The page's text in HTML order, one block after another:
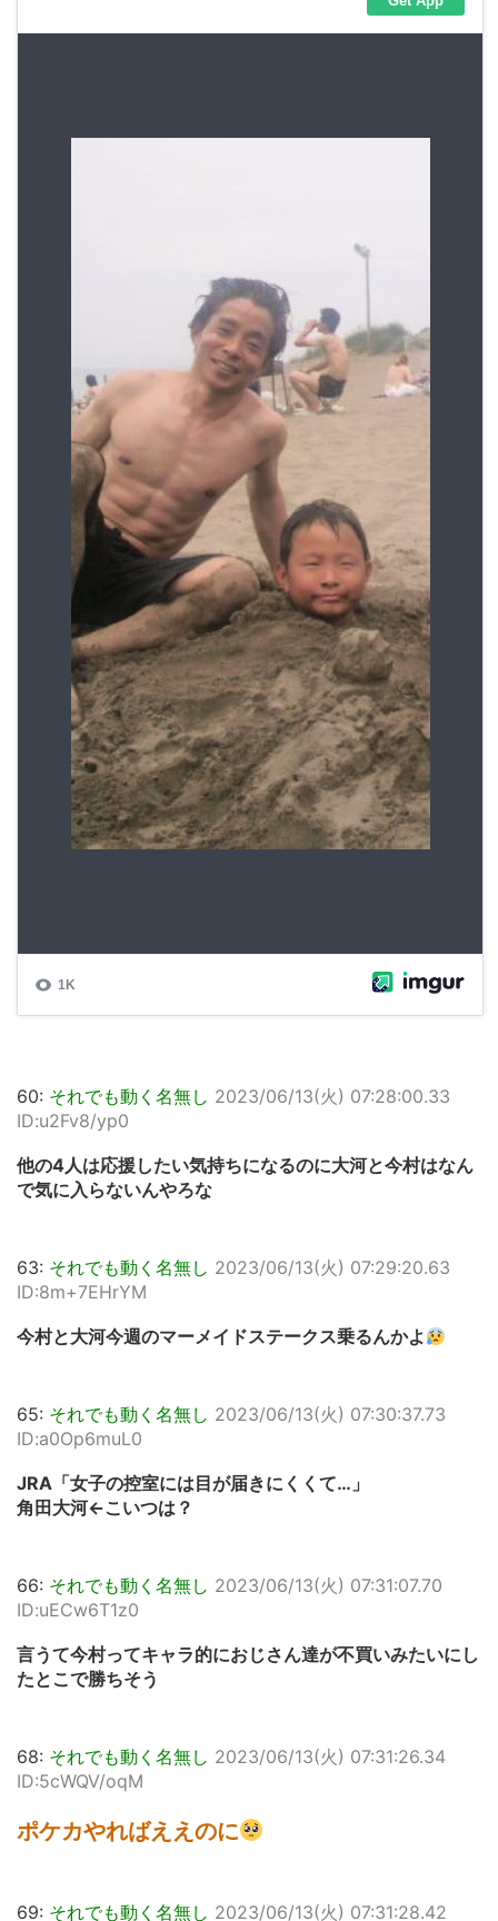
60: それでも動く名無し 2023/06/13(火) 07:28:00.33
ID:u2Fv8/yp0
他の4人は応援したい気持ちになるのに大河と今村はなん
で気に入らないんやろな
63: それでも動く名無し 2023/06/13(火) 07:29:20.63
ID:8m+7EHrYM
今村と大河今週のマーメイドステークス乗るんかよ
65: それでも動く名無し 2023/06/13(火) 07:30:37.73
ID:a0Op6muL0
JRA「女子の控室には目が届きにくくて…」
角田大河←こいつは？
66: それでも動く名無し 2023/06/13(火) 07:31:07.70
ID:uECw6T1z0
言うて今村ってキャラ的におじさん達が不買いみたいにし
たとこで勝ちそう
68: それでも動く名無し 2023/06/13(火) 07:31:26.34
ID:5cWQV/oqM
ポケカやればええのに
69: それでも動く名無し 2023/06/13(火) 07:31:28.42